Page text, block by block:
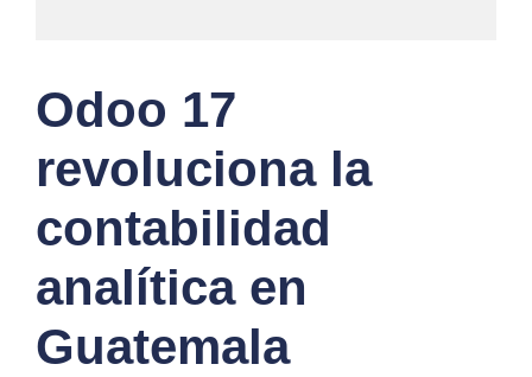
Odoo 17
revoluciona la
contabilidad
analítica en
Guatemala